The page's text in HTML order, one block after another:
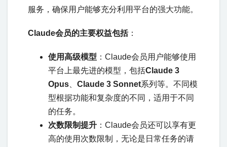
服务，确保用户能够充分利用平台的强大功能。
Claude会员的主要权益包括：
使用高级模型 ：Claude会员用户能够使用
平台上最先进的模型，包括Claude 3
Opus
Claude 3 Sonnet‌系列等。不同模
型根据功能和复杂度的不同，适用于不同
的任务。
次数限制提升 ：Claude会员还可以享有更
高的使用次数限制，无论是日常任务的请